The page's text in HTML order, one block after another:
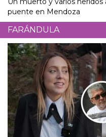
puente en Mendoza
FARÁNDULA